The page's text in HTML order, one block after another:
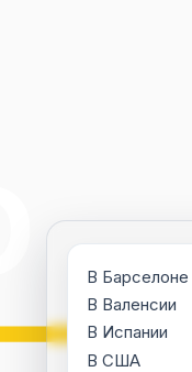
В Барселоне
В Валенсии
В Испании
В США